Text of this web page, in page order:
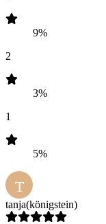
9%
2
3%
1
5%
T
tanja(königstein)